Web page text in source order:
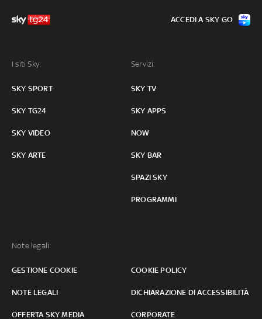
I siti Sky:
SKY SPORT
SKY TG24
SKY VIDEO
SKY ARTE
Servizi:
SKY TV
SKY APPS
NOW
SKY BAR
SPAZI SKY
PROGRAMMI
Note legali:
GESTIONE COOKIE COOKIE POLICY
NOTE LEGALI DICHIARAZIONE DI ACCESSIBILITÀ
OFFERTA SKY MEDIA CORPORATE
ACCEDI A SKY GO